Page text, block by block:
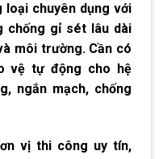
loại chuyên dụng với
chống gỉ sét lâu dài
môi trường. Cần có
vệ tự động cho hệ
ngắn mạch, chống
vị thi công uy tín,